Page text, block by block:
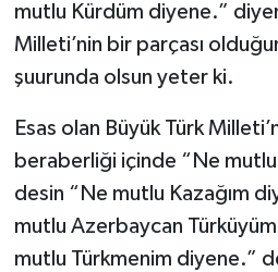
mutlu Kürdüm diyene.”
Milleti’nin bir parçası
şuurunda olsun yeter ki.
Esas olan Büyük Türk
beraberliği içinde “Ne
desin “Ne mutlu Kazağım
mutlu Azerbaycan
mutlu Türkmenim diyene.”